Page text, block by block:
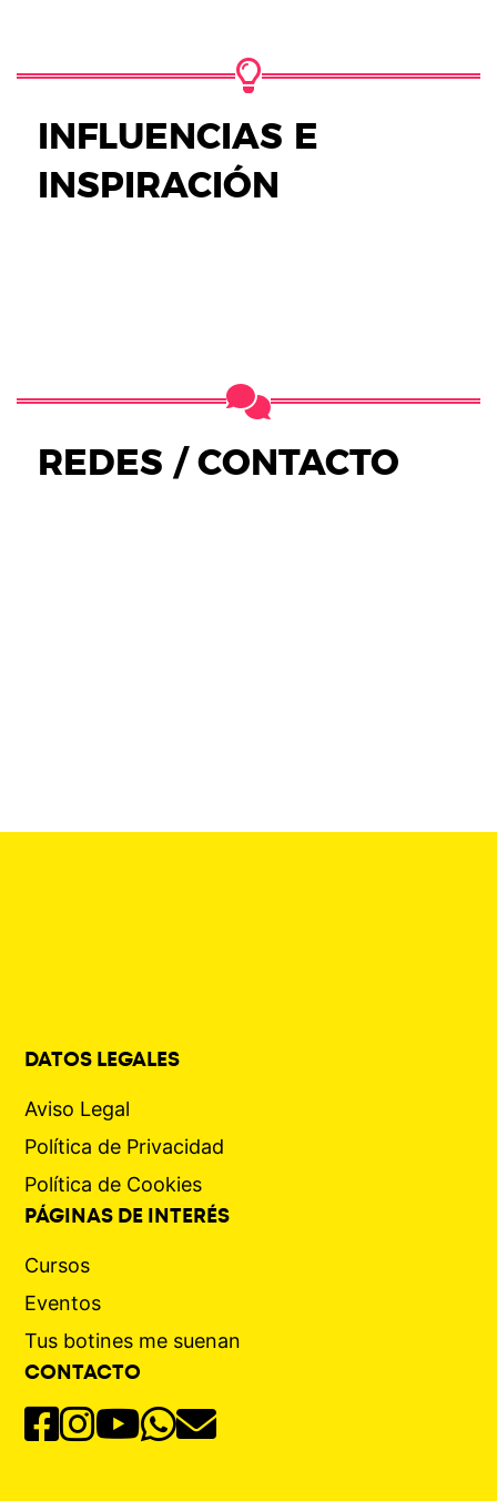
INFLUENCIAS E
INSPIRACIÓN
REDES / CONTACTO
DATOS LEGALES
Aviso Legal
Política de Privacidad
Política de Cookies
PÁGINAS DE INTERÉS
Cursos
Eventos
Tus botines me suenan
CONTACTO